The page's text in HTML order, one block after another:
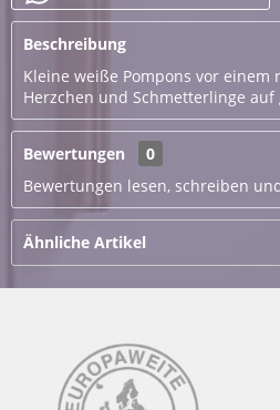
Beschreibung
Kleine weiße Pompons vor einem
Herzchen und Schmetterlinge auf
Bewertungen
0
Bewertungen lesen, schreiben
Ähnliche Artikel